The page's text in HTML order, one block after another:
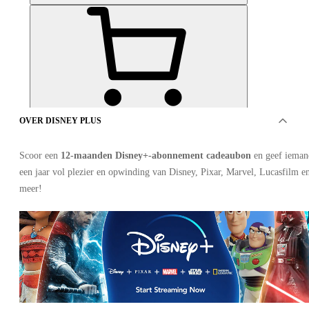
AANBIEDINGEN VAN 3 VERKOPERS
Disney Plus Basic 6 maanden
•
Disney+
•
Sleutel
OVER DISNEY PLUS
Scoor een 12-maanden Disney+-abonnement cadeaubon en geef
een jaar vol plezier en opwinding van Disney, Pixar, Marvel, Lucasfilm
meer!